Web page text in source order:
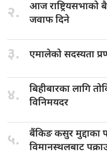
२. आज राष्ट्रियसभाको
जवाफ दिने
३. एमालेको सदस्यता
४. बिहीबारका लागि
विनिमयदर
५. बैंकिङ कसुरमुद्दाका
विमानस्थलबाट